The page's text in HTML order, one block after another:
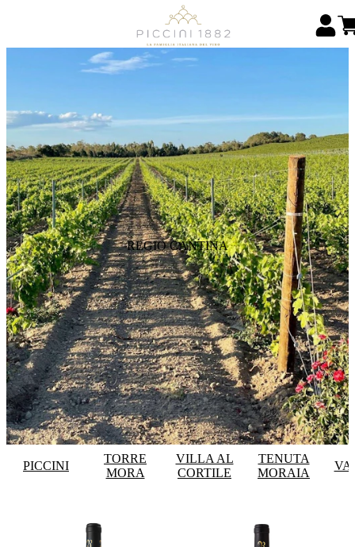
REGIO CANTINA
PICCINI
TORRE
MORA
VILLA AL
CORTILE
TENUTA
MORAIA